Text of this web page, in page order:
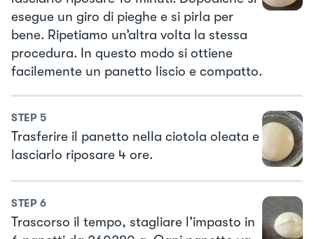
esegue un giro di pieghe e si pirla per
bene. Ripetiamo un’altra volta la stessa
procedura. In questo modo si ottiene
facilemente un panetto liscio e compatto.
STEP 5
Trasferire il panetto nella ciotola oleata e
lasciarlo riposare 4 ore.
STEP 6
Trascorso il tempo, stagliare l’impasto in